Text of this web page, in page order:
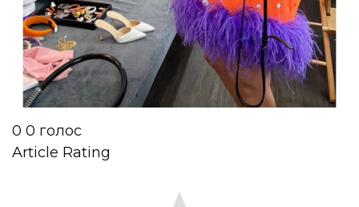
0 0 голос
Article Rating